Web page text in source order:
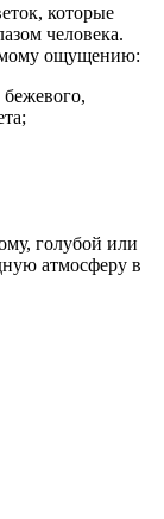
которые
человека.
ощущению:
голубой или
атмосферу в